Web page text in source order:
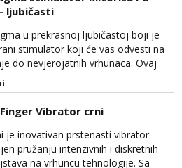
i relaksaciju. Hugo se izdvaja po
dizajnu i vrhunskim
što uključuje siguran silikon koj...
ljubičasti
u prekrasnoj ljubičastoj boji je
stimulator koji će vas odvesti na
do nevjerojatnih vrhunaca. Ovaj
uređaj kombinira stimulaciju klitorisa i
kako biste doživjeli duboko
i senzacije koje nikada prije niste
je s najvišim standardima
i udobnosti, koristeći siguran silikon
na dodir i prija...
Finger Vibrator crni
je inovativan prstenasti vibrator
pružanju intenzivnih i diskretnih
na vrhuncu tehnologije. Sa